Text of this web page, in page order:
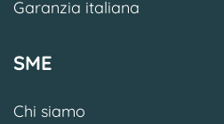
Garanzia italiana
SME
Chi siamo